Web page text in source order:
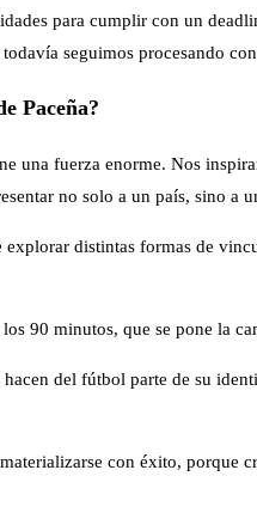
para cumplir con un
seguimos procesando
Paceña?
una fuerza enorme. Nos
no solo a un país, sino
distintas formas de
90 minutos, que se pone la
del fútbol parte de su
con éxito, porque